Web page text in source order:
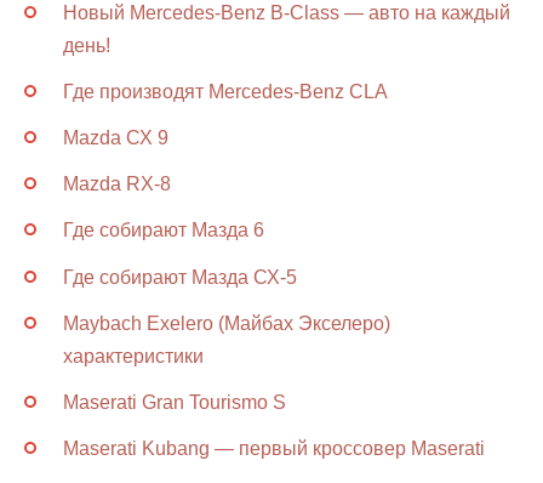
Новый Mercedes-Benz B-Class — авто на каждый
день!
Где производят Mercedes-Benz CLA
Mazda СХ 9
Mazda RX-8
Где собирают Мазда 6
Где собирают Мазда СХ-5
Maybach Exelero (Майбах Экселеро)
характеристики
Maserati Gran Tourismo S
Maserati Kubang — первый кроссовер Maserati